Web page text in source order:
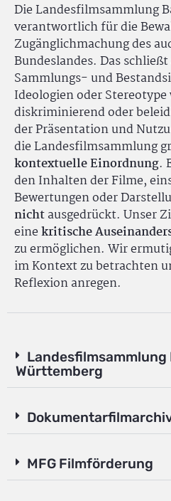
Die Landesfilmsammlung
verantwortlich für die
Zugänglichmachung des
Bundeslandes. Das
Sammlungs- und
Ideologien oder
diskriminierend oder
der Präsentation und
die Landesfilmsammlung
kontextuelle Einordnung.
den Inhalten der Filme,
Bewertungen oder
nichtausgedrückt. Unser
einekritische
zu ermöglichen. Wir
im Kontext zu betrachten
Reflexion anregen.
Landesfilmsammlung
Württemberg
MFG Filmförderung